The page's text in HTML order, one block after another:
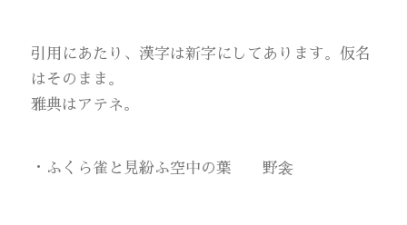
引用にあたり、漢字は新字にしてあります。仮名
はそのまま。
雅典はアテネ。
・ふくら雀と見紛ふ空中の葉 野衾